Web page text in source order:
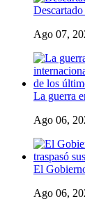
Ago 07,
La guerra
Ago 06,
El
Ago 06,